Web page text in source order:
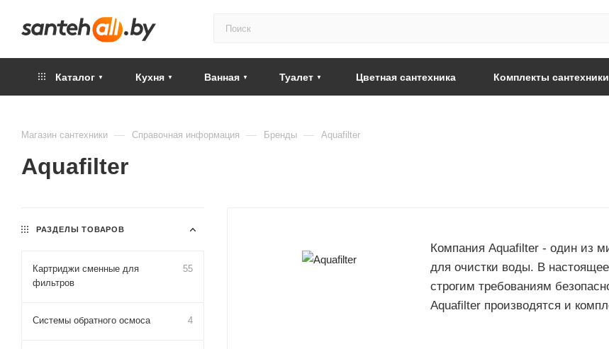
Каталог Кухня Ванная Туалет Цветная сантехника Комплекты сантехники
Магазин сантехники — Справочная информация — Бренды — Aquafilter
Aquafilter
Компания Aquafilter - один из
для очистки воды. В
строгим требованиям
Aquafilter производятся и
РАЗДЕЛЫ ТОВАРОВ
Картриджи сменные для
фильтров
55
Системы обратного осмоса 4